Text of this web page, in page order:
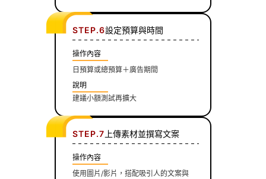
STEP.6設定預算與時間
操作內容
日預算或總預算＋廣告期間
說明
建議小額測試再擴大
STEP.7 上傳素材並撰寫文案
操作內容
使用圖片/影片，搭配吸引人的文案與